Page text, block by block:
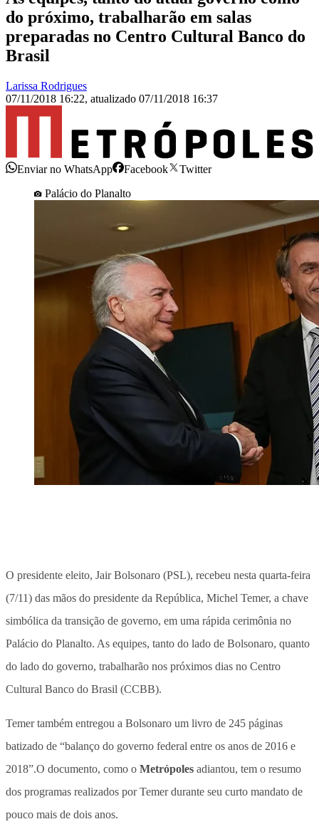
do próximo, trabalharão em salas
preparadas no Centro Cultural Banco do
Brasil
Larissa Rodrigues
07/11/2018 16:22, atualizado 07/11/2018 16:37
Enviar no WhatsApp Facebook
Twitter
Palácio do Planalto
O presidente eleito, Jair Bolsonaro (PSL), recebeu nesta quarta-feira
(7/11) das mãos do presidente da República, Michel Temer, a chave
simbólica da transição de governo, em uma rápida cerimônia no
Palácio do Planalto. As equipes, tanto do lado de Bolsonaro, quanto
do lado do governo, trabalharão nos próximos dias no Centro
Cultural Banco do Brasil (CCBB).
Temer também entregou a Bolsonaro um livro de 245 páginas
batizado de “balanço do governo federal entre os anos de 2016 e
2018”.O documento, como o Metrópoles adiantou, tem o resumo
dos programas realizados por Temer durante seu curto mandato de
pouco mais de dois anos.